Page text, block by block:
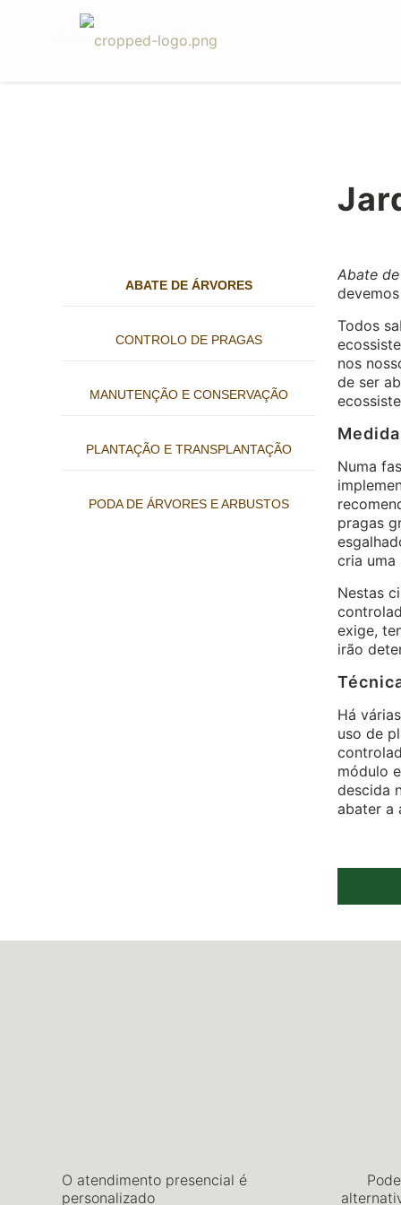
Jardinagem
ABATE DE ÁRVORES
CONTROLO DE PRAGAS
MANUTENÇÃO E CONSERVAÇÃO
PLANTAÇÃO E TRANSPLANTAÇÃO
PODA DE ÁRVORES E ARBUSTOS
Abate
Todos
nos
de ser
Numa
pragas
cria uma
Nestas
exige,
irão
Há
uso de
módulo
descida
abater a
O atendimento presencial é
personalizado